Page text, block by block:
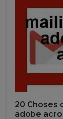
20 Choses
adobe